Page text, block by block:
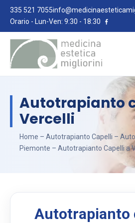
335 521 7055
Orario - Lun-Ven: 9:30 - 18:30
Autotrapianto
Vercelli
Home – Autotrapianto Capelli –
Piemonte – Autotrapianto Capelli a
Autotrapianto